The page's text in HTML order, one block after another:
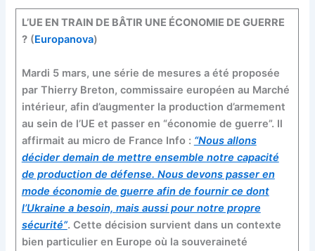
L’UE EN TRAIN DE BÂTIR UNE ÉCONOMIE DE GUERRE
?(Europanova)
Mardi 5 mars, une série de mesures a été proposée
par Thierry Breton, commissaire européen au Marché
intérieur, afin d’augmenter la production d’armement
au sein de l’UE et passer en “économie de guerre”. Il
affirmait au micro de France Info : “Nous allons
décider demain de mettre ensemble notre capacité
de production de défense. Nous devons passer en
mode économie de guerre afin de fournir ce dont
l’Ukraine a besoin, mais aussi pour notre propre
sécurité”. Cette décision survient dans un contexte
bien particulier en Europe où la souveraineté